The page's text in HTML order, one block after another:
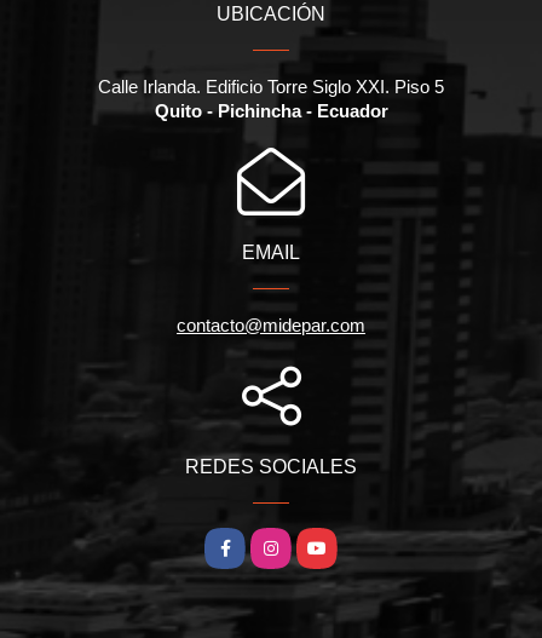
UBICACIÓN
Calle Irlanda. Edificio Torre Siglo XXI. Piso 5
Quito - Pichincha - Ecuador
EMAIL
contacto@midepar.com
REDES SOCIALES
FacebookInstagramYouTube